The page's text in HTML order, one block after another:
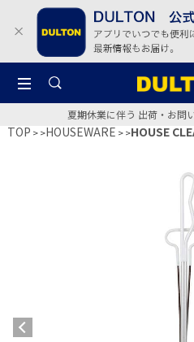
夏期休業に伴う 出荷・お問
TOP >HOUSEWARE >HOUSE